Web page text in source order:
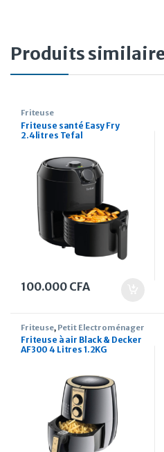
Produits
Friteuse
Friteuse santé Easy Fry
2.4litres Tefal
100.000 CFA
Friteuse, Petit Électroménager
Friteuse à air Black & Decker
AF300 4 Litres 1.2KG